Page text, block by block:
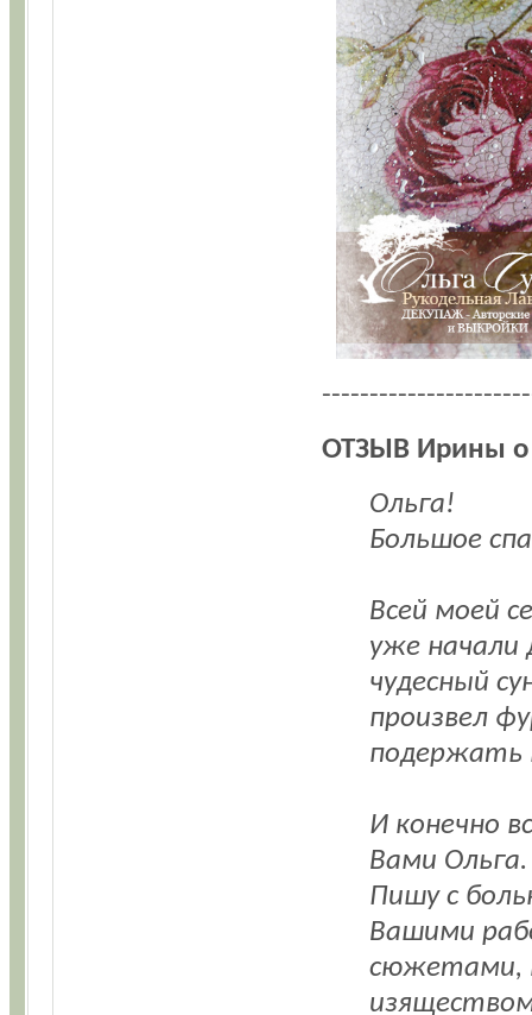
ОТЗЫВ Ирины
Ольга!
Большое
Всей моей
уже начали
чудесный
произвел
подержать
И конечно
Вами Ольга.
Пишу с
Вашими
сюжетами,